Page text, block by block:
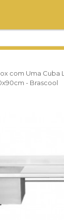
com Uma Cuba
- Brascool